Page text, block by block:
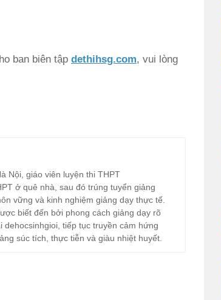
ban biên tập dethihsg.com, vui lòng
Nội, giáo viên luyện thi THPT
ở quê nhà, sau đó trúng tuyển giảng
vững và kinh nghiệm giảng dạy thực tế.
biết đến bởi phong cách giảng dạy rõ
tiếp tục truyền cảm hứng
súc tích, thực tiễn và giàu nhiệt huyết.